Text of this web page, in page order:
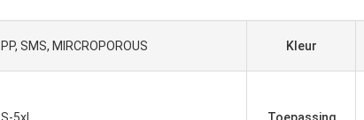
PP, SMS, MIRCROPOROUS Kleur